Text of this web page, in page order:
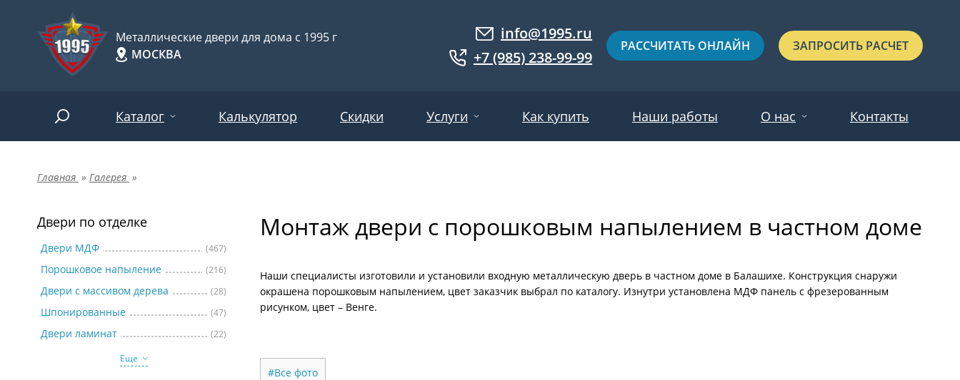
Металлические двери для дома с 1995 г
МОСКВА
info@1995.ru
+7 (985) 238-99-99
РАССЧИТАТЬ ОНЛАЙН ЗАПРОСИТЬ РАСЧЕТ
Каталог
Двери по отделке
Двери по назначению
Двери по особенностям
Двери с массивом дерева
Шпонированные
Двери ламинат
Серые двери
Светлые двери
Синие
С выдавленным рисунком
Калькулятор Скидки Услуги
Двери оптом
Гарантия и возврат
Как купить Наши работы О нас Контакты
Главная » Галерея »
Двери по отделке
Двери МДФ (467)
Порошковое напыление (216)
Двери с массивом дерева (28)
Шпонированные (47)
Двери ламинат
(22)
Еще
Монтаж двери с порошковым напылением в частном доме
Наши специалисты изготовили и установили входную металлическую дверь в частном доме в Балашихе. Конструкция снаружи
окрашена порошковым напылением, цвет заказчик выбрал по каталогу. Изнутри установлена МДФ панель с фрезерованным
рисунком, цвет – Венге.
#Все фото